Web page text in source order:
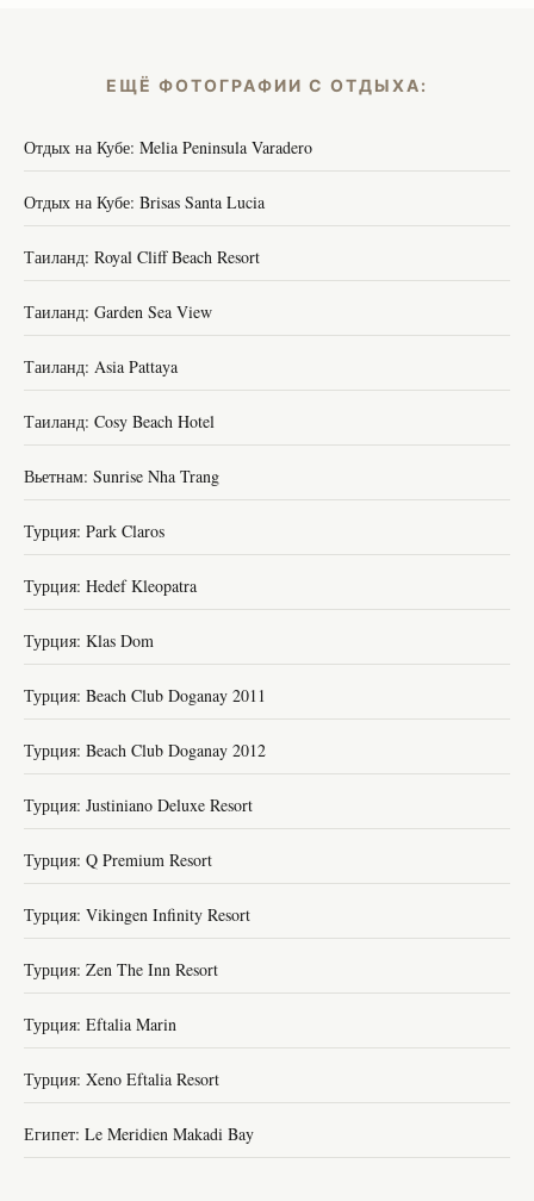
ЕЩЁ ФОТОГРАФИИ С ОТДЫХА:
Отдых на Кубе: Melia Peninsula Varadero
Отдых на Кубе: Brisas Santa Lucia
Таиланд: Royal Cliff Beach Resort
Таиланд: Garden Sea View
Таиланд: Asia Pattaya
Таиланд: Cosy Beach Hotel
Вьетнам: Sunrise Nha Trang
Турция: Park Claros
Турция: Hedef Kleopatra
Турция: Klas Dom
Турция: Beach Club Doganay 2011
Турция: Beach Club Doganay 2012
Турция: Justiniano Deluxe Resort
Турция: Q Premium Resort
Турция: Vikingen Infinity Resort
Турция: Zen The Inn Resort
Турция: Eftalia Marin
Турция: Xeno Eftalia Resort
Египет: Le Meridien Makadi Bay